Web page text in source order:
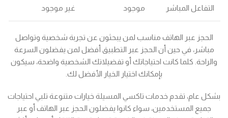
التفاعل المباشر موجود غير موجود
الحجز عبر الهاتف مناسب لمن يبحثون عن تجربة شخصية وتواصل
مباشر، في حين أن الحجز عبر التطبيق أفضل لمن يفضلون السرعة
والراحة. كلما كانت احتياجاتك أو تفضيلاتك الشخصية واضحة، سيكون
بإمكانك اختيار الخيار الأفضل لك.
بشكل عام، تقدم خدمات تاكسي المسيلة خيارات متنوعة تلبي احتياجات
جميع المستخدمين، سواء كانوا يفضلون الحجز عبر الهاتف أو عبر